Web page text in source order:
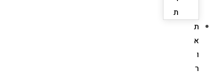
ת
ת
א
ו
ר